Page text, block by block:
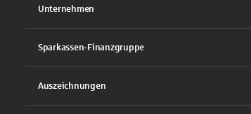
Unternehmen
Sparkassen-Finanzgruppe
Auszeichnungen